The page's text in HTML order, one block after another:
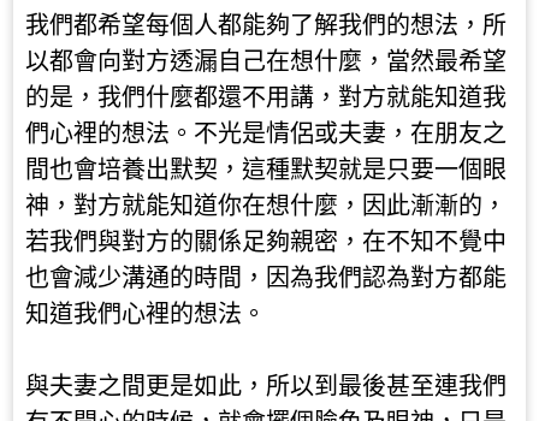
我們都希望每個人都能夠了解我們的想法，所
以都會向對方透漏自己在想什麼，當然最希望
的是，我們什麼都還不用講，對方就能知道我
們心裡的想法。不光是情侶或夫妻，在朋友之
間也會培養出默契，這種默契就是只要一個眼
神，對方就能知道你在想什麼，因此漸漸的，
若我們與對方的關係足夠親密，在不知不覺中
也會減少溝通的時間，因為我們認為對方都能
知道我們心裡的想法。
與夫妻之間更是如此，所以到最後甚至連我們